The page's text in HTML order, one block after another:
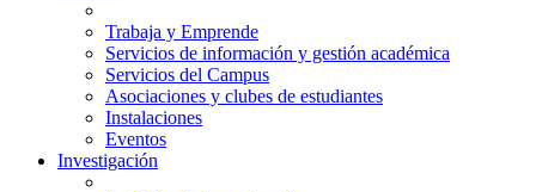
Trabaja y Emprende
Servicios de información y gestión académica
Servicios del Campus
Asociaciones y clubes de estudiantes
Instalaciones
Eventos
Investigación